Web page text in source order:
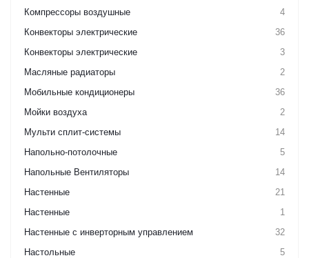
Компрессоры воздушные
4
Конвекторы электрические
36
Конвекторы электрические
3
Масляные радиаторы
2
Мобильные кондиционеры
36
Мойки воздуха
2
Мульти сплит-системы
14
Напольно-потолочные
5
Напольные Вентиляторы
14
Настенные
21
Настенные
1
Настенные с инверторным управлением
32
Настольные
5